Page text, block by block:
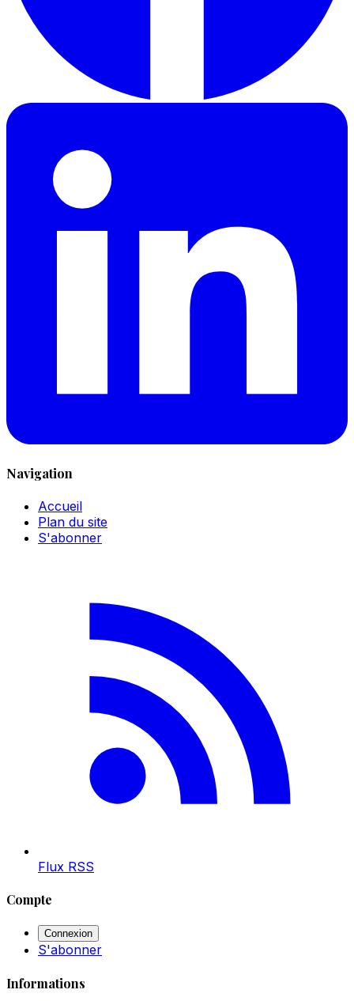
Navigation
Accueil
Plan du site
S'abonner
Flux RSS
Compte
Connexion
S'abonner
Informations